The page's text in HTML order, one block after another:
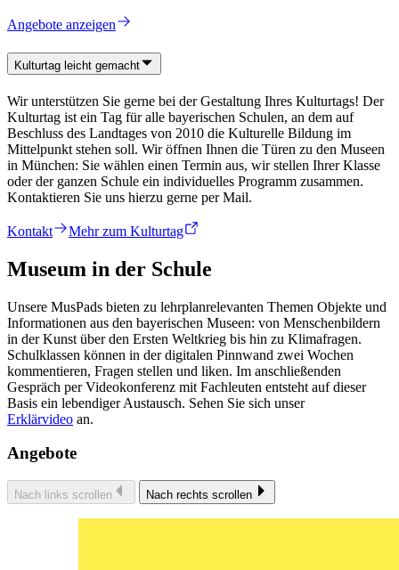
Angebote anzeigen
Kulturtag leicht gemacht
Wir unterstützen Sie gerne bei der Gestaltung Ihres Kulturtags! Der
Kulturtag ist ein Tag für alle bayerischen Schulen, an dem auf
Beschluss des Landtages von 2010 die Kulturelle Bildung im
Mittelpunkt stehen soll. Wir öffnen Ihnen die Türen zu den Museen
in München: Sie wählen einen Termin aus, wir stellen Ihrer Klasse
oder der ganzen Schule ein individuelles Programm zusammen.
Kontaktieren Sie uns hierzu gerne per Mail.
Kontakt Mehr zum Kulturtag
Museum in der Schule
Unsere MusPads bieten zu lehrplanrelevanten Themen Objekte und
Informationen aus den bayerischen Museen: von Menschenbildern
in der Kunst über den Ersten Weltkrieg bis hin zu Klimafragen.
Schulklassen können in der digitalen Pinnwand zwei Wochen
kommentieren, Fragen stellen und liken. Im anschließenden
Gespräch per Videokonferenz mit Fachleuten entsteht auf dieser
Basis ein lebendiger Austausch. Sehen Sie sich unser
Erklärvideo an.
Angebote
Nach links scrollen Nach rechts scrollen